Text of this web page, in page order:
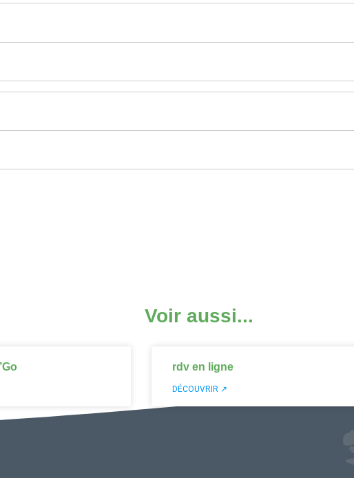
Voir aussi...
rdv en ligne
DÉCOUVRIR ↗